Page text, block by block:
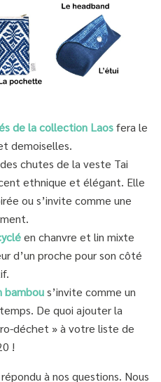
de la collection Laosfera le
demoiselles.
chutes de la veste Tai
ethnique et élégant. Elle
ou s’invite comme une
en chanvre et lin mixte
d’un proche pour son côté
bambous’invite comme un
De quoi ajouter la
déchet » à votre liste de
!
à nos questions. Nous